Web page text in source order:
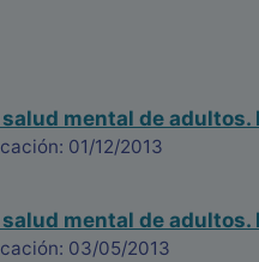
mental de
01/12/2013
mental de
03/05/2013